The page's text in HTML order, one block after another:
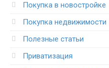
Покупка в новостройке
Покупка недвижимости
Полезные статьи
Приватизация